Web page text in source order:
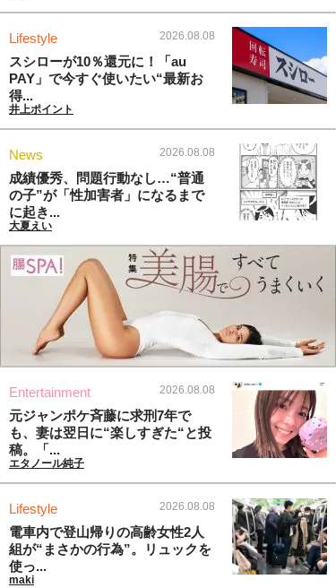
Lifestyle 2026.08.08
スシローが10％還元に！「au
PAY」で今すぐ使いたい“最新お
得...
井上ポイント
News 2026.08.08
成績優秀、問題行動なし…“普通
の子”が「性加害者」になるまで
に起き...
大夏えい
Entertainment 2026.08.08
元ジャンポケ斉藤に求刑7年で
も、妻は翌日に“楽しすぎた“と投
稿。「...
エタノール純子
Lifestyle 2026.08.08
電車内で登山帰りの高齢女性2人
組が“まさかの行為”。リュックを
使っ...
maki